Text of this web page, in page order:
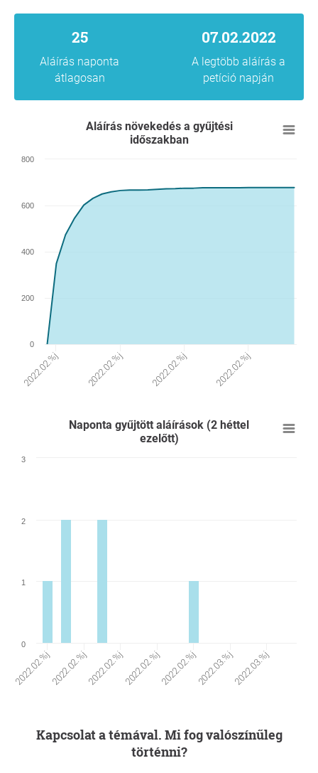
25
Aláírás naponta
átlagosan
07.02.2022
A legtöbb aláírás a
petíció napján
Aláírás növekedés a gyűjtési
időszakban
2022.02.%j 2022.02.%j 2022.02.%j 2022.02.%j
0
200
400
600
800
Naponta gyűjtött aláírások (2 héttel
ezelőtt)
2022.02.%j2022.02.%j2022.02.%j2022.02.%j2022.02.%j2022.03.%j2022.03.%j
0
1
2
3
Kapcsolat a témával. Mi fog valószínűleg
történni?